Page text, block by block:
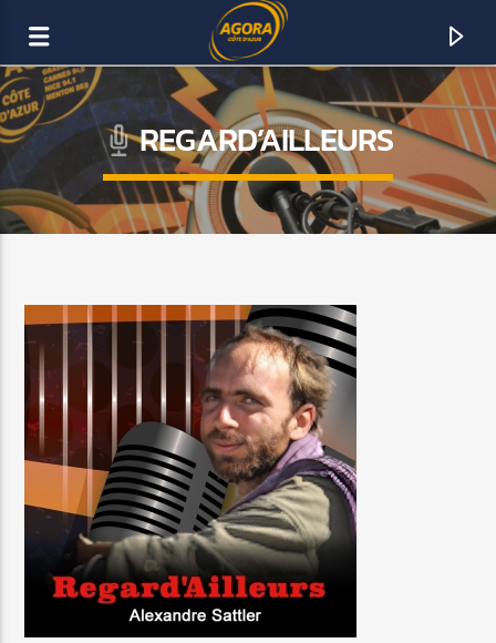
AGORA CÔTE D’AZUR
DAB+
ACTUELLEMENT SUR AGORA FM
C'EST A QUI LE TOUR
MYLENE FARMER
REGARD’AILLEURS